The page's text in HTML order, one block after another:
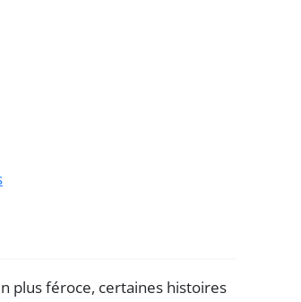
plus féroce, certaines histoires